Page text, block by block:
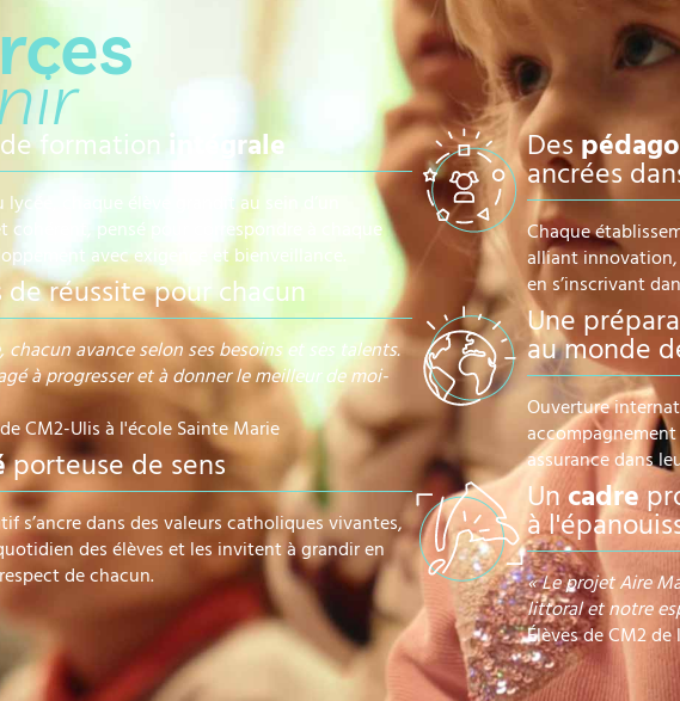
formation intégrale
chaque élève grandit au sein d’un
cohérent, pensé pour correspondre à chaque
avec exigence et bienveillance.
de réussite pour chacun
chacun avance selon ses besoins et ses talents.
à progresser et à donner le meilleur de moi-
CM2-Ulis à l'école Sainte Marie
porteuse de sens
s’ancre dans des valeurs catholiques vivantes,
des élèves et les invitent à grandir en
de chacun.
Des
ancrées
Chaque
alliant
en s’inscrivant
Une
au monde
Ouverture
assurance dans
Uncadre
à
« Le projet Aire
littoral et notre
Élèves de CM2